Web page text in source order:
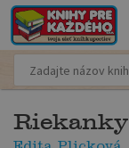
Riekanky
Edita Plicková